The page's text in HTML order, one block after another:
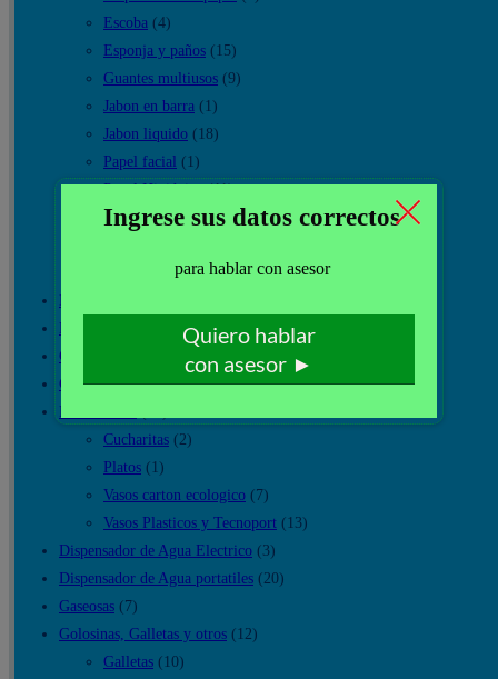
Escoba (4)
Esponja y paños (15)
Guantes multiusos (9)
Jabon en barra (1)
Jabon liquido (18)
Papel facial (1)
Papel Higiénico (11)
Papel Servilleta (9)
Trapeadores (7)
Bidones de Agua
Botellas de Agua
(7)
Cajas de Agua
Canastas Navideñas (18)
Descartables
Cucharitas (2)
Platos (1)
Vasos carton ecologico (7)
Vasos Plasticos y Tecnoport (13)
Dispensador de Agua Electrico (3)
Dispensador de Agua portatiles (20)
Gaseosas (7)
Golosinas, Galletas y otros (12)
Galletas (10)